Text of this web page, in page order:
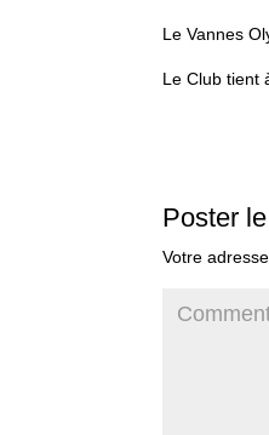
Le Vannes
Le Club tient
Poster
Votre